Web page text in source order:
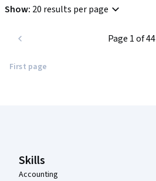
Show: 20 results per page
First page
Page 1 of 44
Skills
Accounting